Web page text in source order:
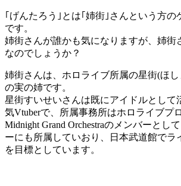
｢げんたろう｣とは｢姉街｣さんという方の
です。
姉街さんが誰かも気になりますが、姉街
なのでしょうか？
姉街さんは、ホロライブ所属の星街(ほ
の実の姉です。
星街すいせいさんは既にアイドルとして
気Vtuberで、所属事務所はホロライブプ
Midnight Grand Orchestraのメンバーとし
ーにも所属していおり、日本武道館でラ
を目標としています。